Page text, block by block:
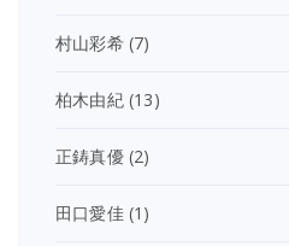
村山彩希(7)
柏木由紀(13)
正鋳真優(2)
田口愛佳(1)